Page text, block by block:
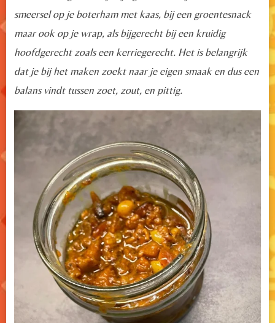
smeersel op je boterham met kaas, bij een groentesnack
maar ook op je wrap, als bijgerecht bij een kruidig
hoofdgerecht zoals een kerriegerecht. Het is belangrijk
dat je bij het maken zoekt naar je eigen smaak en dus een
balans vindt tussen zoet, zout, en pittig.